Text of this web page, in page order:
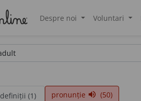
Despre noi Voluntari
definiții (1) pronunție volume_up (50)